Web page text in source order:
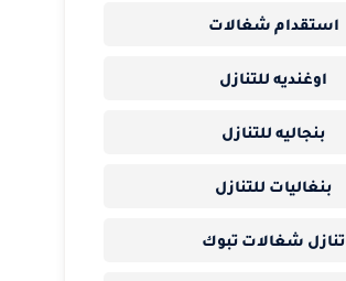
استقدام شغالات
اوغنديه للتنازل
بنجاليه للتنازل
بنغاليات للتنازل
تنازل شغالات تبوك